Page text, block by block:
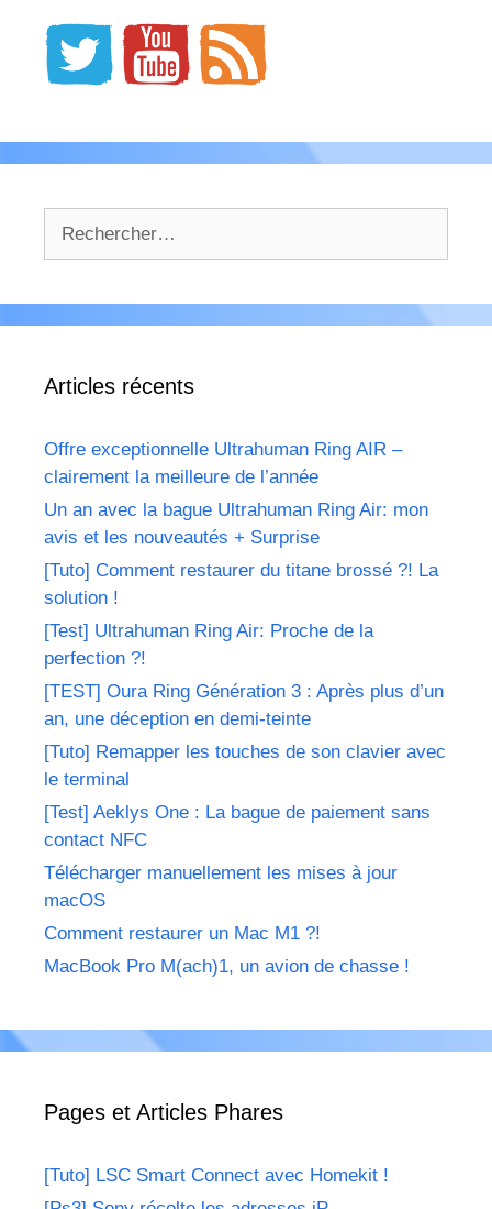
Articles récents
Offre exceptionnelle Ultrahuman Ring AIR –
clairement la meilleure de l’année
Un an avec la bague Ultrahuman Ring Air: mon
avis et les nouveautés + Surprise
[Tuto] Comment restaurer du titane brossé ?! La
solution !
[Test] Ultrahuman Ring Air: Proche de la
perfection ?!
[TEST] Oura Ring Génération 3 : Après plus d’un
an, une déception en demi-teinte
[Tuto] Remapper les touches de son clavier avec
le terminal
[Test] Aeklys One : La bague de paiement sans
contact NFC
Télécharger manuellement les mises à jour
macOS
Comment restaurer un Mac M1 ?!
MacBook Pro M(ach)1, un avion de chasse !
Pages et Articles Phares
[Tuto] LSC Smart Connect avec Homekit !